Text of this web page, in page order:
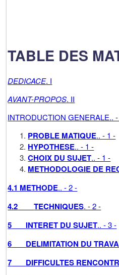
TABLE DES
DEDICACE. I
AVANT-PROPOS. II
INTRODUCTION GENERALE..
PROBLE MATIQUE.. - 1 -
HYPOTHESE.. - 1 -
CHOIX DU SUJET.. - 1 -
METHODOLOGIE DE
4.1 METHODE.. - 2 -
4.2 TECHNIQUES. - 2 -
5 INTERET DU SUJET.. - 3 -
6 DELIMITATION DU
7 DIFFICULTES